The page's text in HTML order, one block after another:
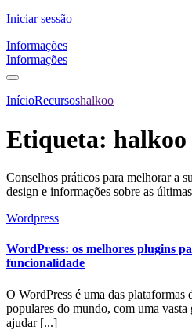
Iniciar sessão
Informações
Informações
InícioRecursoshalkoo
Etiqueta: halkoo
Conselhos práticos para melhorar a
design e informações sobre as
Wordpress
WordPress: os melhores plugins
funcionalidade
O WordPress é uma das plataformas
populares do mundo, com uma
ajudar [...]